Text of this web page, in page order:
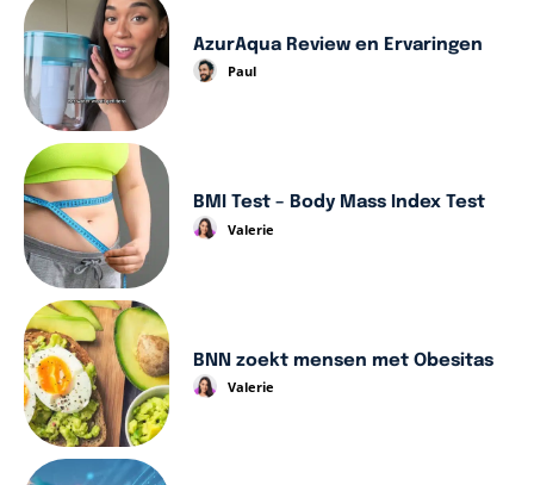
AzurAqua Review en Ervaringen
Paul
BMI Test – Body Mass Index Test
Valerie
BNN zoekt mensen met Obesitas
Valerie